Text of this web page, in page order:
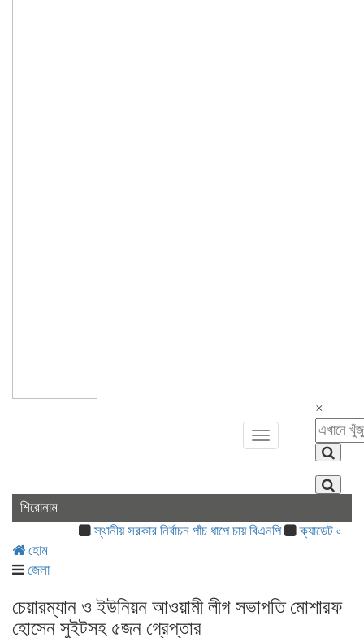
Toggle
×
শিরোনাম
স্থানীয় সরকার নির্বাচন পাঁচ ধাপে চায় বিএনপি
ক্যাডেট এএসআই
হোম
জেলা
চেয়ারম্যান ও ইউনিয়ন আওয়ামী লীগ সভাপতি মোশারফ
হোসেন সুইটসহ ৫জন গ্রেপ্তার